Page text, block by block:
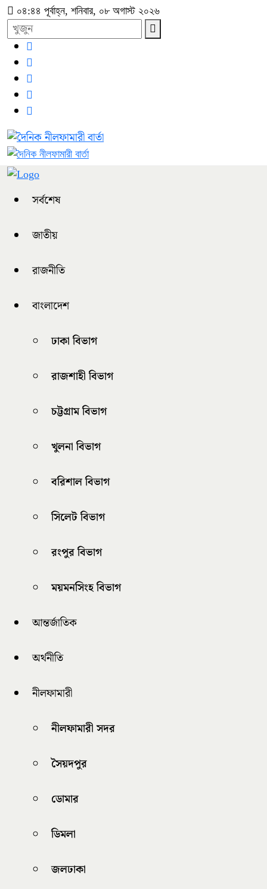
০৪:৪৪ পূর্বাহ্ন, শনিবার, ০৮ অগাস্ট ২০২৬
সর্বশেষ
জাতীয়
রাজনীতি
বাংলাদেশ
ঢাকা বিভাগ
রাজশাহী বিভাগ
চট্টগ্রাম বিভাগ
খুলনা বিভাগ
বরিশাল বিভাগ
সিলেট বিভাগ
রংপুর বিভাগ
ময়মনসিংহ বিভাগ
আন্তর্জাতিক
অর্থনীতি
নীলফামারী
নীলফামারী সদর
সৈয়দপুর
ডোমার
ডিমলা
জলঢাকা